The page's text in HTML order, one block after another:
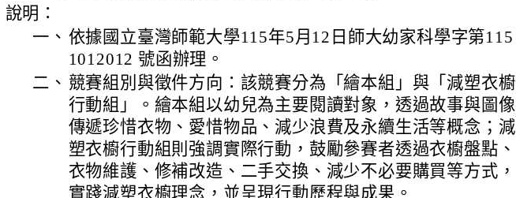
說明：
一、 依據國立臺灣師範大學115年5月12日師大幼家科學字第115
1012012 號函辦理。
二、 競賽組別與徵件方向：該競賽分為「繪本組」與「減塑衣櫥
行動組」。繪本組以幼兒為主要閱讀對象，透過故事與圖像
傳遞珍惜衣物、愛惜物品、減少浪費及永續生活等概念；減
塑衣櫥行動組則強調實際行動，鼓勵參賽者透過衣櫥盤點、
衣物維護、修補改造、二手交換、減少不必要購買等方式，
實踐減塑衣櫥理念，並呈現行動歷程與成果。